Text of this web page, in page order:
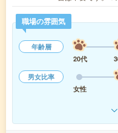
職場の雰囲気
年齢層
20代
男女比率
女性